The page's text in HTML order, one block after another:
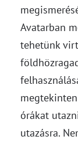
Avatarban
tehetünk
órákat
utazásra.